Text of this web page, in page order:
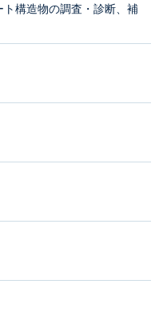
ト構造物の調査・診断、補